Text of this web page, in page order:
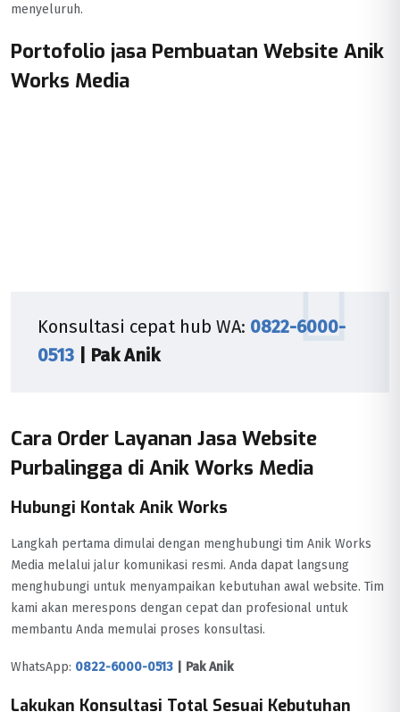
menyeluruh.
Portofolio jasa Pembuatan Website Anik
Works Media
Konsultasi cepat hub WA: 0822-6000-
0513 | Pak Anik
Cara Order Layanan Jasa Website
Purbalingga di Anik Works Media
Hubungi Kontak Anik Works
Langkah pertama dimulai dengan menghubungi tim Anik Works
Media melalui jalur komunikasi resmi. Anda dapat langsung
menghubungi untuk menyampaikan kebutuhan awal website. Tim
kami akan merespons dengan cepat dan profesional untuk
membantu Anda memulai proses konsultasi.
WhatsApp: 0822-6000-0513 | Pak Anik
Lakukan Konsultasi Total Sesuai Kebutuhan